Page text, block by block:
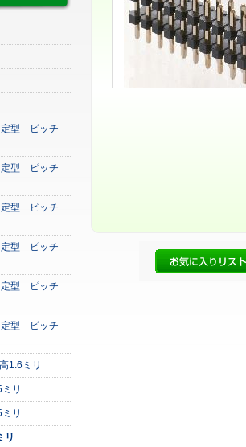
定型 ピッチ
定型 ピッチ
定型 ピッチ
定型 ピッチ
定型 ピッチ
定型 ピッチ
1.6ミリ
リ
リ
リ